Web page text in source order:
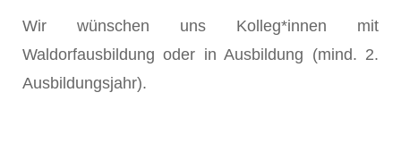
Wir wünschen uns Kolleg*innen mit
Waldorfausbildung oder in Ausbildung (mind. 2.
Ausbildungsjahr).